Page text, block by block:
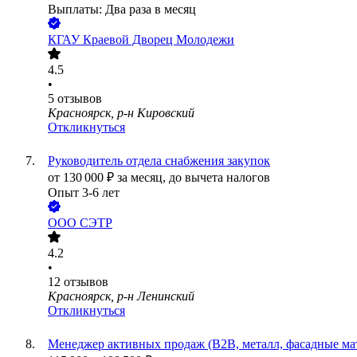
Выплаты: Два раза в месяц
КГАУ Краевой Дворец Молодежи
4.5
•
5 отзывов
Красноярск, р-н Кировский
Откликнуться
Руководитель отдела снабжения закупок
от 130 000 ₽ за месяц, до вычета налогов
Опыт 3-6 лет
ООО СЭТР
4.2
•
12 отзывов
Красноярск, р-н Ленинский
Откликнуться
Менеджер активных продаж (B2B, металл, фасадные